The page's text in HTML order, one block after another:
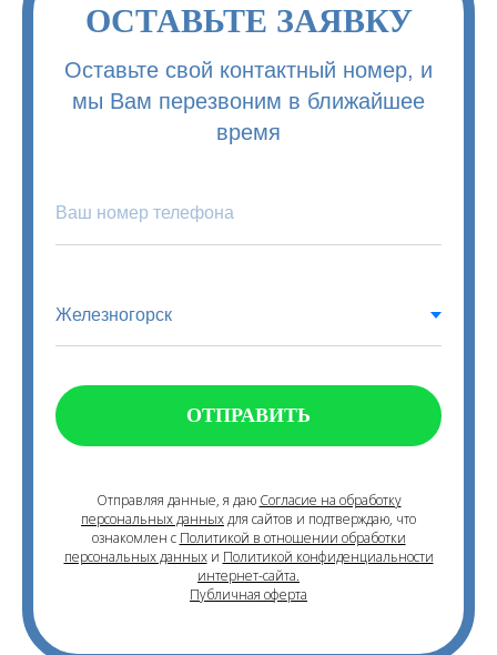
ОСТАВЬТЕ ЗАЯВКУ
Оставьте свой контактный номер, и
мы Вам перезвоним в ближайшее
время
ОТПРАВИТЬ
Отправляя данные, я даю Согласие на обработку
персональных данныхдля сайтов и подтверждаю, что
ознакомлен с Политикой в отношении обработки
персональных данныхи Политикой конфиденциальности
интернет-сайта.
Публичная оферта